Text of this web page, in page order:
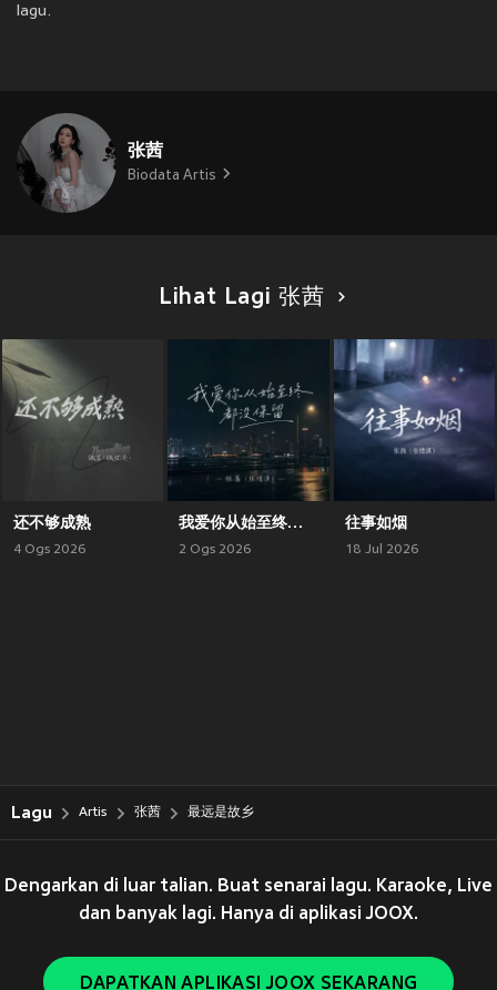
lagu.
张茜
Biodata Artis
Lihat Lagi 张茜
还不够成熟
4 Ogs 2026
我爱你从始至终都没保留
2 Ogs 2026
往事如烟
18 Jul 2026
Lagu Artis 张茜 最远是故乡
Dengarkan di luar talian. Buat senarai lagu. Karaoke, Live
dan banyak lagi. Hanya di aplikasi JOOX.
DAPATKAN APLIKASI JOOX SEKARANG